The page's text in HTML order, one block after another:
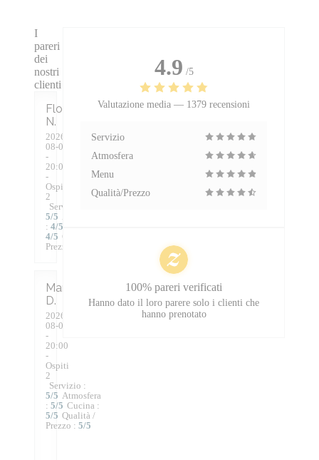
I
pareri
dei
nostri
clienti
Florence
N
2026-
08-06
-
20:00
-
Ospiti
2
Servizio
5/5 Atmosfera
: 4/5
4/5 Qualità /
Prezzo
Mark
D
2026-
08-06
-
20:00
-
Ospiti
2
Servizio :
5/5 Atmosfera
: 5/5 Cucina :
5/5 Qualità /
Prezzo : 5/5
4.9 /5
Valutazione media — 1379 recensioni
Servizio
Atmosfera
Menu
Qualità/Prezzo
100% pareri verificati
Hanno dato il loro parere solo i clienti che
hanno prenotato